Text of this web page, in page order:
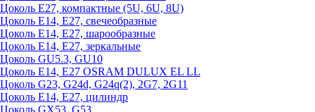
Цоколь Е27, компактные (5U, 6U, 8U)
Цоколь Е14, Е27, свечеобразные
Цоколь Е14, Е27, шарообразные
Цоколь Е14, Е27, зеркальные
Цоколь GU5.3, GU10
Цоколь Е14, Е27 OSRAM DULUX EL LL
Цоколь G23, G24d, G24q(2), 2G7, 2G11
Цоколь Е14, Е27, цилиндр
Цоколь GX53, G53